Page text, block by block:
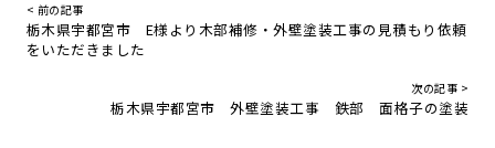
< 前の記事
栃木県宇都宮市 E様より木部補修・外壁塗装工事の見積もり依頼
をいただきました
次の記事 >
栃木県宇都宮市 外壁塗装工事 鉄部 面格子の塗装